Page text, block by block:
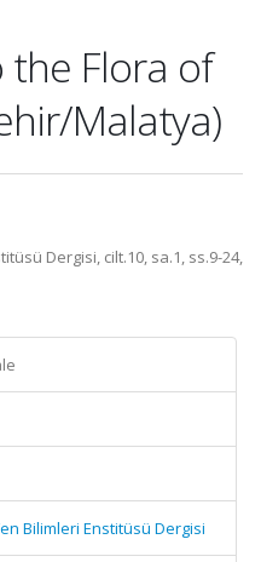
Flora of
Malatya)
Dergisi, cilt.10, sa.1, ss.9-24,
Bilimleri Enstitüsü Dergisi